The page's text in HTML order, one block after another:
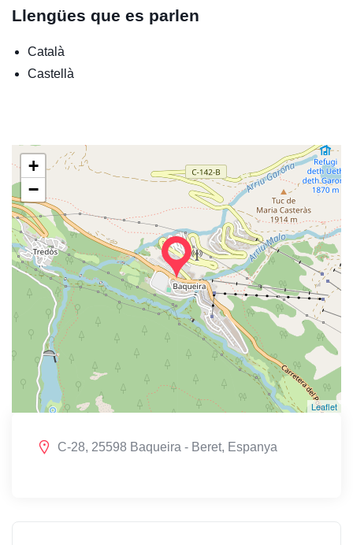
Llengües que es parlen
Català
Castellà
+
−
Leaflet
C-28, 25598 Baqueira - Beret, Espanya